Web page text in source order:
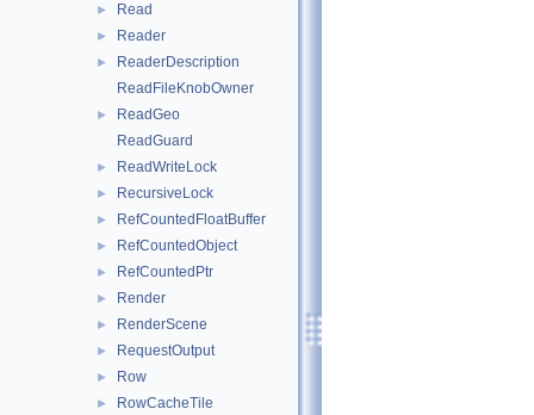
► Read
► Reader
►
ReaderDescription
ReadFileKnobOwner
►
ReadGeo
ReadGuard
► ReadWriteLock
► RecursiveLock
► RefCountedFloatBuffer
► RefCountedObject
► RefCountedPtr
► Render
► RenderScene
► RequestOutput
► Row
► RowCacheTile